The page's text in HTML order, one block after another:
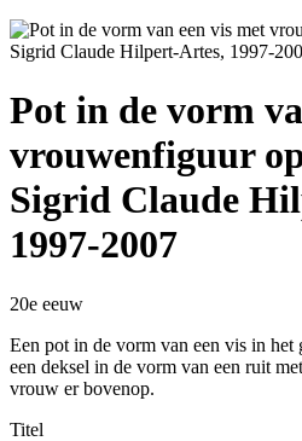
Pot in de vorm
vrouwenfiguur
Sigrid Claude
1997-2007
20e eeuw
Een pot in de vorm van een vis in het
een deksel in de vorm van een ruit
vrouw er bovenop.
Titel